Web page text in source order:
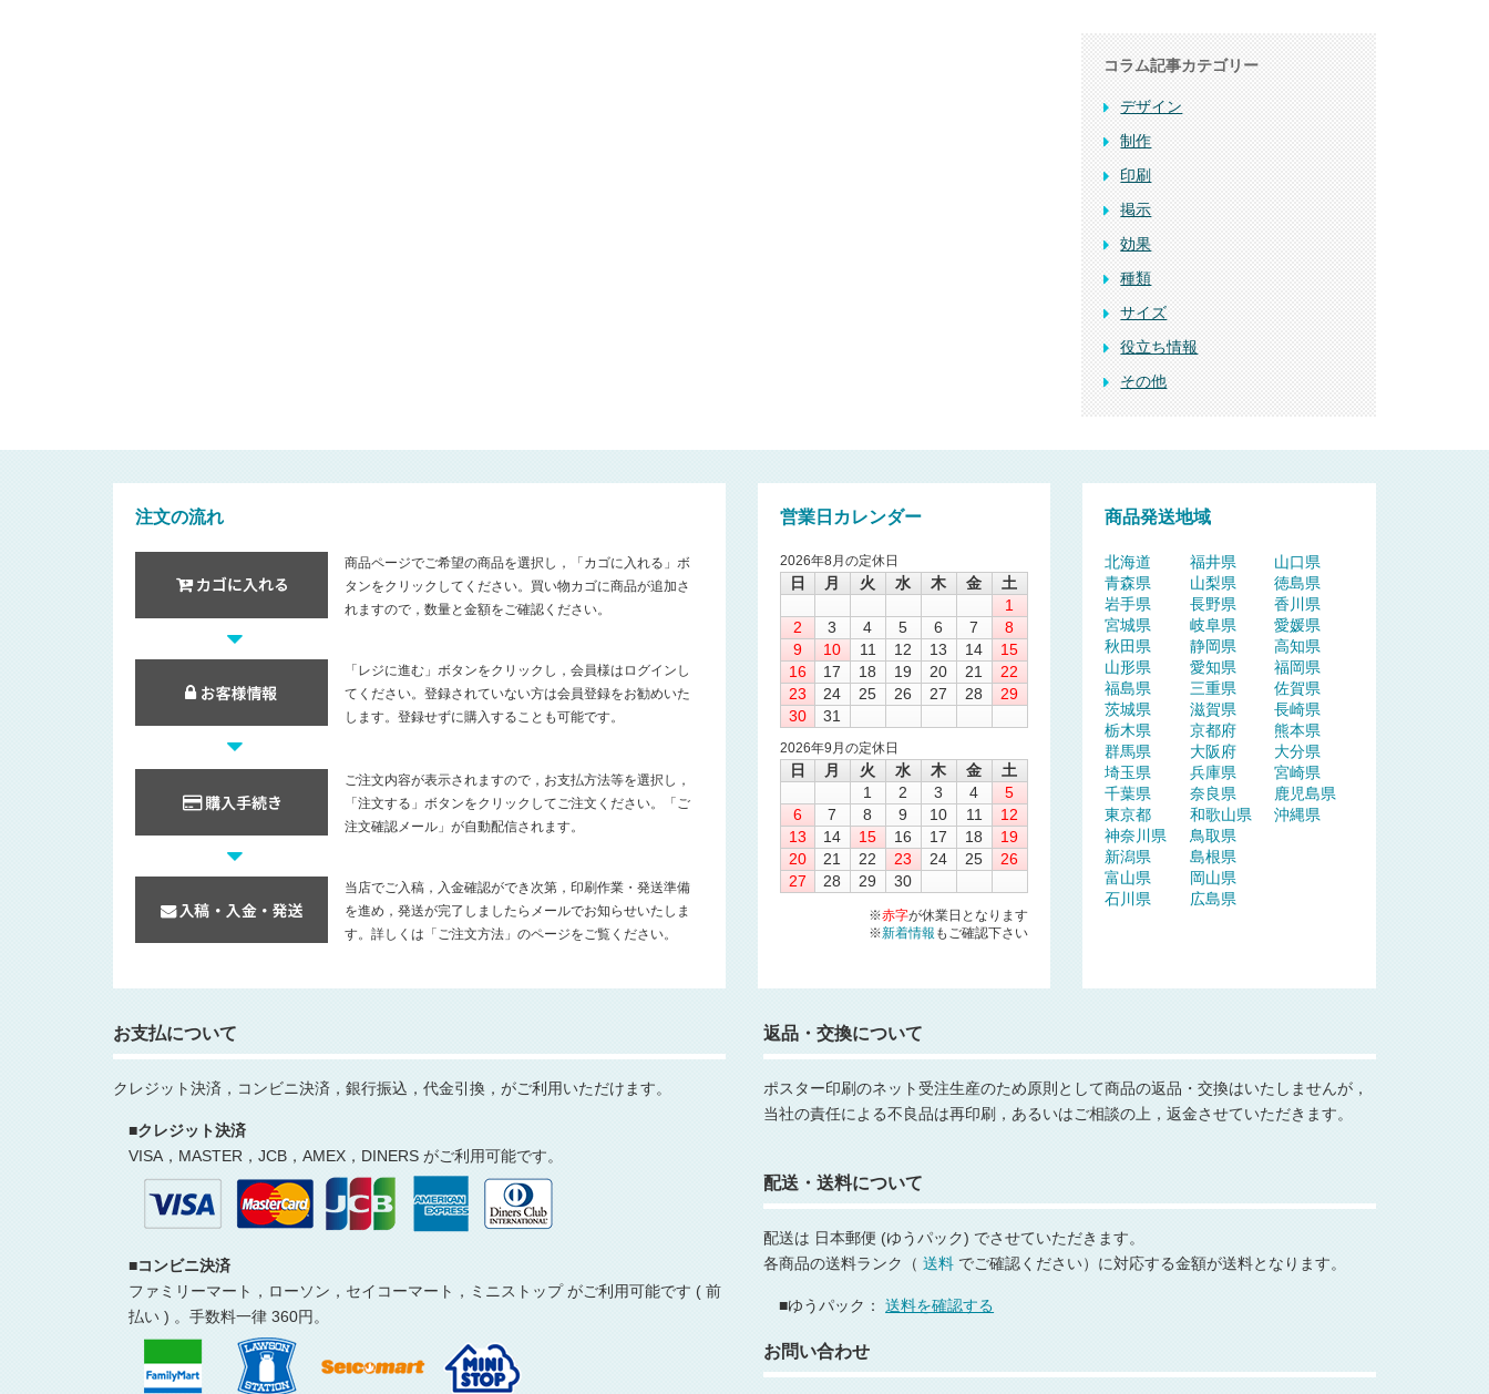
コラム記事カテゴリー
デザイン
制作
印刷
掲示
効果
種類
サイズ
役立ち情報
その他
注文の流れ
商品ページでご希望の商品を選択し，「カゴに入れる」ボ
タンをクリックしてください。買い物カゴに商品が追加さ
れますので，数量と金額をご確認ください。
「レジに進む」ボタンをクリックし，会員様はログインし
てください。登録されていない方は会員登録をお勧めいた
します。登録せずに購入することも可能です。
ご注文内容が表示されますので，お支払方法等を選択し，
「注文する」ボタンをクリックしてご注文ください。「ご
注文確認メール」が自動配信されます。
当店でご入稿，入金確認ができ次第，印刷作業・発送準備
を進め，発送が完了しましたらメールでお知らせいたしま
す。詳しくは「ご注文方法」のページをご覧ください。
営業日カレンダー
2026年8月の定休日
日 月 火 水 木 金
土
1
2
3 4 5 6 7
8
9
10 11 12 13 14
15
16
17 18 19 20 21
22
23
24 25 26 27 28
29
30
31
2026年9月の定休日
日 月 火 水 木 金
土
1
2 3 4
5
6
7 8 9 10 11
12
13
14 15 16 17 18
19
20
21 22 23 24 25
26
27
28 29 30
※赤字が休業日となります
※新着情報 もご確認下さい
商品発送地域
北海道
青森県
岩手県
宮城県
秋田県
山形県
福島県
茨城県
栃木県
群馬県
埼玉県
千葉県
東京都
神奈川県
新潟県
富山県
石川県
福井県
山梨県
長野県
岐阜県
静岡県
愛知県
三重県
滋賀県
京都府
大阪府
兵庫県
奈良県
和歌山県
鳥取県
島根県
岡山県
広島県
山口県
徳島県
香川県
愛媛県
高知県
福岡県
佐賀県
長崎県
熊本県
大分県
宮崎県
鹿児島県
沖縄県
お支払について
クレジット決済，コンビニ決済，銀行振込，代金引換，がご利用いただけます。
■クレジット決済
VISA，MASTER，JCB，AMEX，DINERS がご利用可能です。
■コンビニ決済
ファミリーマート，ローソン，セイコーマート，ミニストップ がご利用可能です ( 前
払い ) 。手数料一律 360円。
返品・交換について
ポスター印刷のネット受注生産のため原則として商品の返品・交換はいたしませんが，
当社の責任による不良品は再印刷，あるいはご相談の上，返金させていただきます。
配送・送料について
配送は 日本郵便 (ゆうパック) でさせていただきます。
各商品の送料ランク（送料 でご確認ください）に対応する金額が送料となります。
■ゆうパック：送料を確認する
お問い合わせ